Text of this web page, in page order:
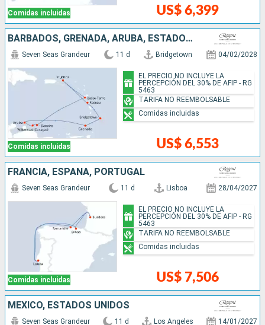
Comidas incluidas US$ 6,399
BARBADOS, GRENADA, ARUBA, ESTADOS UNIDOS, DOMINICA
Comidas incluidas
Seven Seas Grandeur 11 d Bridgetown 04/02/2028
US$ 6,553
EL PRECIO NO INCLUYE LA
PERCEPCIÓN DEL 30% DE AFIP - RG
5463
TARIFA NO REEMBOLSABLE
Comidas incluidas
FRANCIA, ESPAÑA, PORTUGAL
Comidas incluidas
Seven Seas Grandeur 11 d Lisboa 28/04/2027
US$ 7,506
EL PRECIO NO INCLUYE LA
PERCEPCIÓN DEL 30% DE AFIP - RG
5463
TARIFA NO REEMBOLSABLE
Comidas incluidas
MÉXICO, ESTADOS UNIDOS
Seven Seas Grandeur 11 d Los Angeles 14/01/2027